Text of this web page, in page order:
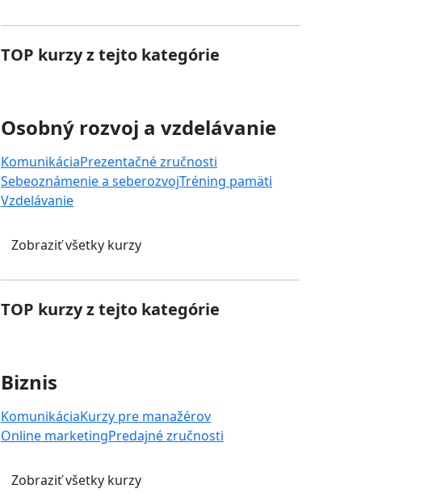
TOP kurzy z tejto kategórie
Osobný rozvoj a vzdelávanie
KomunikáciaPrezentačné zručnosti
Sebeoznámenie a seberozvojTréning pamäti
Vzdelávanie
Zobraziť všetky kurzy
TOP kurzy z tejto kategórie
Biznis
KomunikáciaKurzy pre manažérov
Online marketingPredajné zručnosti
Zobraziť všetky kurzy